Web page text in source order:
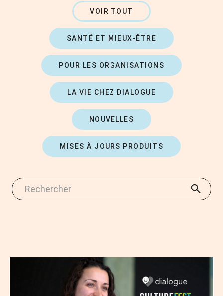
VOIR TOUT
SANTÉ ET MIEUX-ÊTRE
POUR LES ORGANISATIONS
LA VIE CHEZ DIALOGUE
NOUVELLES
MISES À JOURS PRODUITS